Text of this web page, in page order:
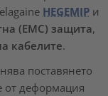
HEGEMIP и
(EMC) защита,
кабелите.
поставянето
от деформация